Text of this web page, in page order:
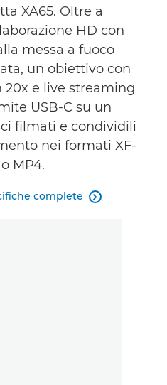
XA65. Oltre a
HD con
messa a fuoco
un obiettivo con
20x e live streaming
USB-C su un
filmati e condividili
nei formati XF-
MP4.
complete 